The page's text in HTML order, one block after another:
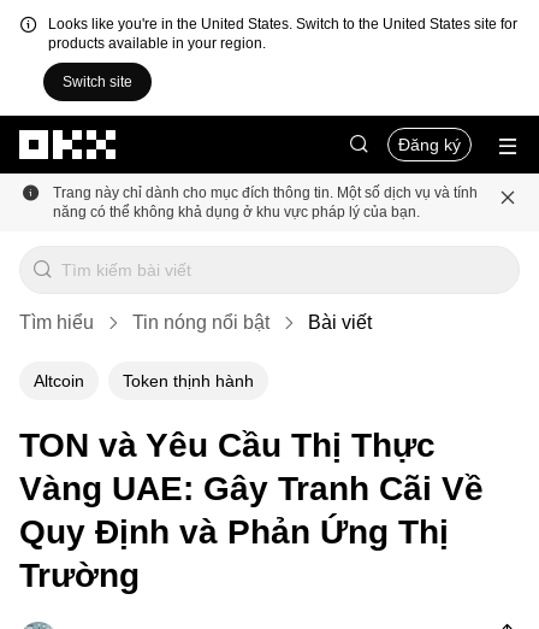
Looks like you're in the United States. Switch to the United States site for
products available in your region.
Switch site
Đăng ký
Trang này chỉ dành cho mục đích thông tin. Một số dịch vụ và tính
năng có thể không khả dụng ở khu vực pháp lý của bạn.
Tìm hiểu Tin nóng nổi bật Bài viết
Altcoin Token thịnh hành
TON và Yêu Cầu Thị Thực
Vàng UAE: Gây Tranh Cãi Về
Quy Định và Phản Ứng Thị
Trường